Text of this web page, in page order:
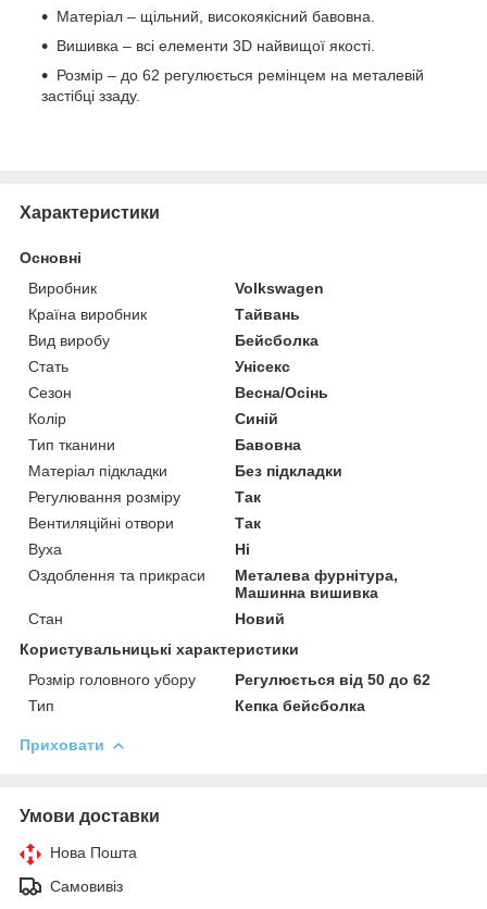
Матеріал – щільний, високоякісний бавовна.
Вишивка – всі елементи 3D найвищої якості.
Розмір – до 62 регулюється ремінцем на металевій
застібці ззаду.
Характеристики
Основні
Виробник
Volkswagen
Країна виробник
Тайвань
Вид виробу
Бейсболка
Стать
Унісекс
Сезон
Весна/Осінь
Колір
Синій
Тип тканини
Бавовна
Матеріал підкладки
Без підкладки
Регулювання розміру
Так
Вентиляційні отвори
Так
Вуха
Ні
Оздоблення та прикраси
Металева фурнітура,
Машинна вишивка
Стан
Новий
Користувальницькі характеристики
Розмір головного убору
Регулюється від 50 до 62
Тип
Кепка бейсболка
Приховати
Умови доставки
Нова Пошта
Самовивіз